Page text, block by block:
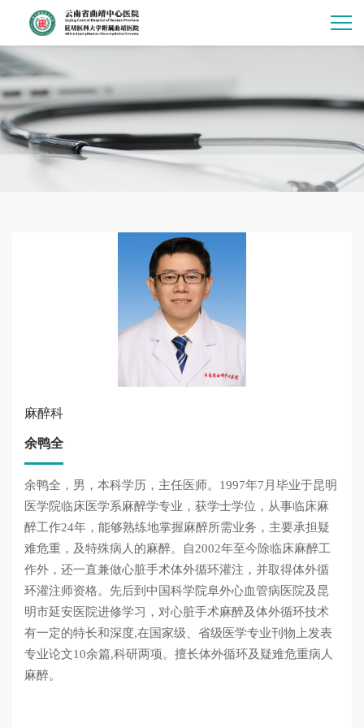
麻醉科
余鸭全
余鸭全，男，本科学历，主任医师。1997年7月毕业于昆明
医学院临床医学系麻醉学专业，获学士学位，从事临床麻
醉工作24年，能够熟练地掌握麻醉所需业务，主要承担疑
难危重，及特殊病人的麻醉。自2002年至今除临床麻醉工
作外，还一直兼做心脏手术体外循环灌注，并取得体外循
环灌注师资格。先后到中国科学院阜外心血管病医院及昆
明市延安医院进修学习，对心脏手术麻醉及体外循环技术
有一定的特长和深度,在国家级、省级医学专业刊物上发表
专业论文10余篇,科研两项。擅长体外循环及疑难危重病人
麻醉。